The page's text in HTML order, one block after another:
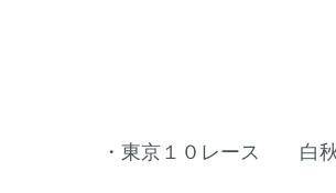
・東京１０レース 白秋